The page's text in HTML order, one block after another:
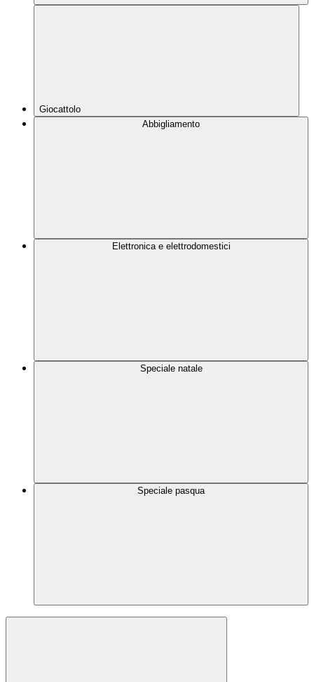
Giocattolo
Abbigliamento
Elettronica e elettrodomestici
Speciale natale
Speciale pasqua